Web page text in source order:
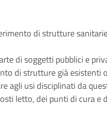
di strutture
di soggetti pubblici e
di strutture già esistenti
agli usi disciplinati da
letto, dei punti di cura e